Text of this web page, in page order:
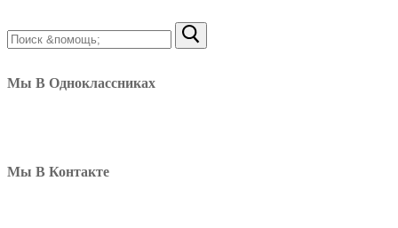
Найти:
Мы В Одноклассниках
Мы В Контакте